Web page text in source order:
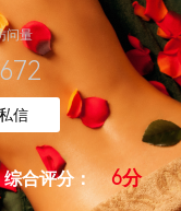
问量
信
合评分： 6分